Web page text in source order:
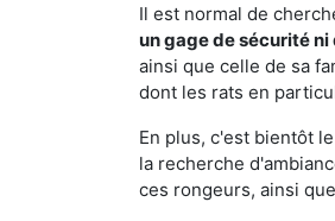
Il est normal de
un gage de sécurité
ainsi que celle de sa
dont les rats en
En plus, c'est bientôt
la recherche
ces rongeurs, ainsi